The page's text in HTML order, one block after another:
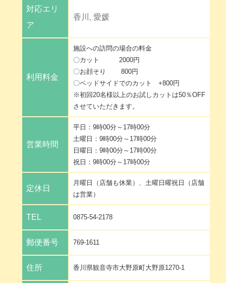
対応エリ
ア
香川 ,愛媛
利用料金
施設への訪問の場合の料金
〇カット 2000円
〇お顔そり 800円
〇ベッドサイドでのカット +800円
※初回20名様以上のお試しカットは50％OFF
させていただきます。
営業時間
平日：9時00分～17時00分
土曜日：9時00分～17時00分
日曜日：9時00分～17時00分
祝日：9時00分～17時00分
定休日
月曜日（店舗も休業）、土曜日曜祝日（店舗
は営業）
TEL 0875-54-2178
郵便番号 769-1611
住所 香川県観音寺市大野原町大野原1270-1